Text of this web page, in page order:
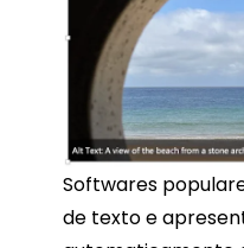
Softwares
de texto e